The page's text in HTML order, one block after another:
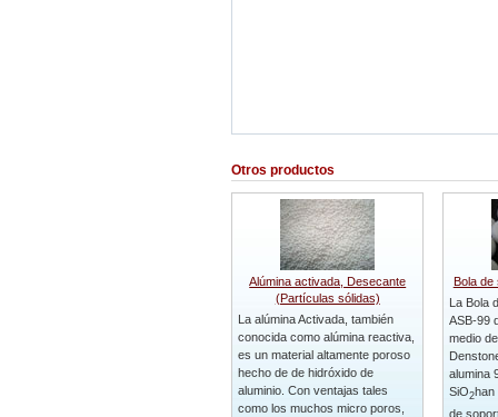
Otros productos
Alúmina activada, Desecante
(Partículas sólidas)
La alúmina Activada, también
conocida como alúmina reactiva,
es un material altamente poroso
hecho de de hidróxido de
aluminio. Con ventajas tales
como los muchos micro poros,
Bola de
La Bola
ASB-99
medio
alumina
SiO2han
de